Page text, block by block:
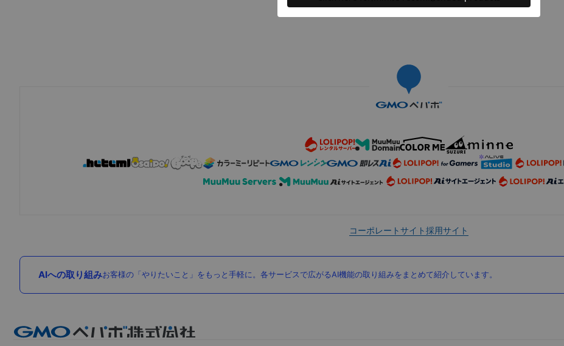
コーポレートサイト採用サイト
AIへの取り組みお客様の「やりたいこと」をもっと手軽に。各サービスで広がるAI機能の取り組みをまとめて紹介しています。